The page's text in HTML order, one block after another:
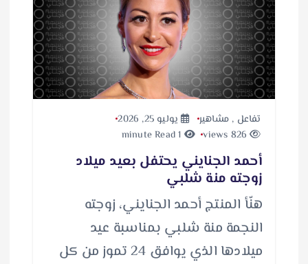
تفاعل , مشاهير
يوليو 25, 2026
826 views
أحمد الجنايني يحتفل بعيد ميلاد
زوجته منة شلبي
هنّأ المنتج أحمد الجنايني، زوجته
النجمة منة شلبي بمناسبة عيد
ميلادها الذي يوافق 24 تموز من كل